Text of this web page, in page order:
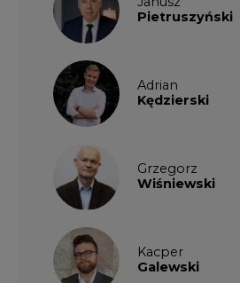
Pietruszyński
Adrian
Kędzierski
Grzegorz
Wiśniewski
Kacper
Galewski